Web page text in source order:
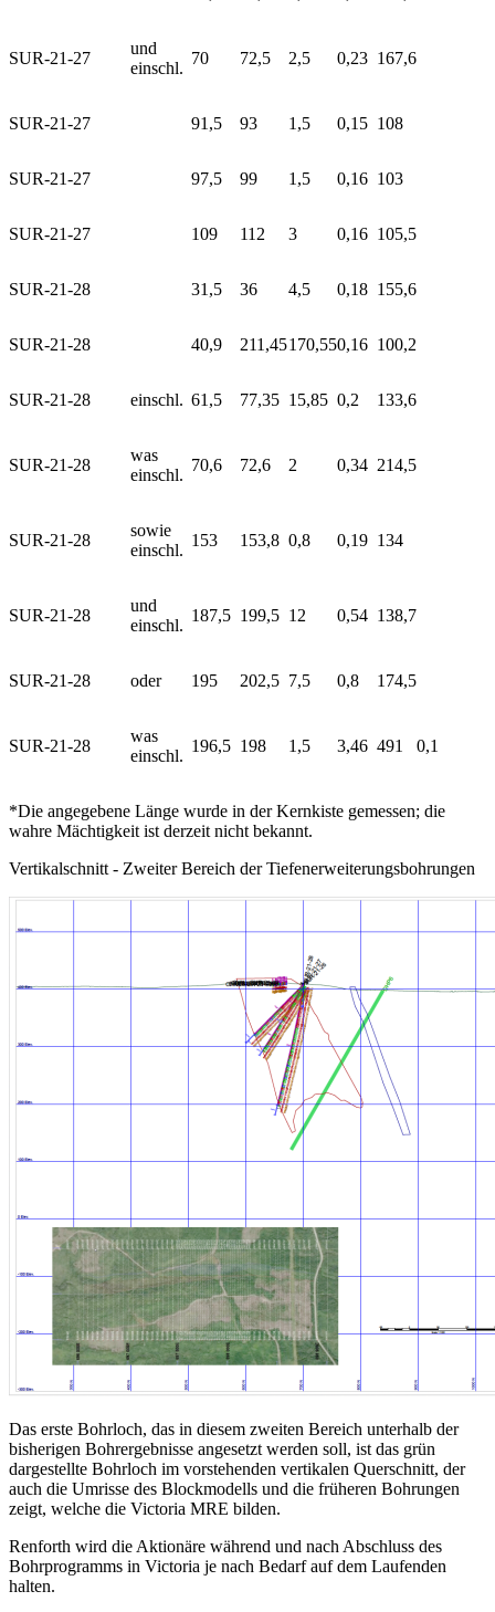
SUR-21-27
und
einschl.
70 72,5 2,5 0,23 167,6
SUR-21-27 91,5 93 1,5 0,15 108
SUR-21-27 97,5 99 1,5 0,16 103
SUR-21-27 109 112 3 0,16 105,5
SUR-21-28 31,5 36 4,5 0,18 155,6
SUR-21-28 40,9 211,45170,550,16 100,2
SUR-21-28 einschl. 61,5 77,35 15,85 0,2 133,6
SUR-21-28
was
einschl.
70,6 72,6 2 0,34 214,5
SUR-21-28
sowie
einschl.
153 153,8 0,8 0,19 134
SUR-21-28
und
einschl.
187,5 199,5 12 0,54 138,7
SUR-21-28 oder 195 202,5 7,5 0,8 174,5
SUR-21-28
was
einschl.
196,5 198 1,5 3,46 491 0,1
*Die angegebene Länge wurde in der Kernkiste gemessen; die
wahre Mächtigkeit ist derzeit nicht bekannt.
Vertikalschnitt - Zweiter Bereich der Tiefenerweiterungsbohrungen
Das erste Bohrloch, das in diesem zweiten Bereich unterhalb der
bisherigen Bohrergebnisse angesetzt werden soll, ist das grün
dargestellte Bohrloch im vorstehenden vertikalen Querschnitt, der
auch die Umrisse des Blockmodells und die früheren Bohrungen
zeigt, welche die Victoria MRE bilden.
Renforth wird die Aktionäre während und nach Abschluss des
Bohrprogramms in Victoria je nach Bedarf auf dem Laufenden
halten.